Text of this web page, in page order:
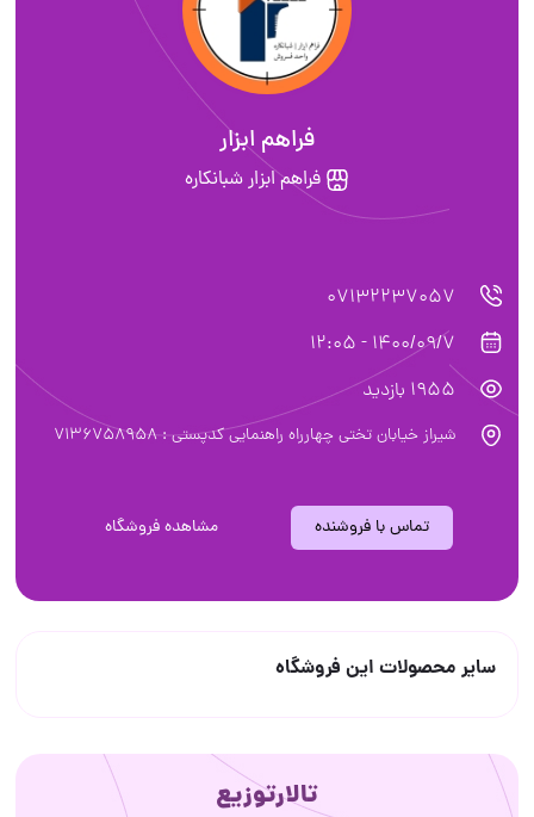
فراهم ابزار
فراهم ابزار شبانکاره
07132237057
1400/09/7 - 12:05
1955 بازدید
شیراز خیابان تختی چهارراه راهنمایی کدپستی : 7136758958
تماس با فروشنده مشاهده فروشگاه
سایر محصولات این فروشگاه
تالارتوزیع